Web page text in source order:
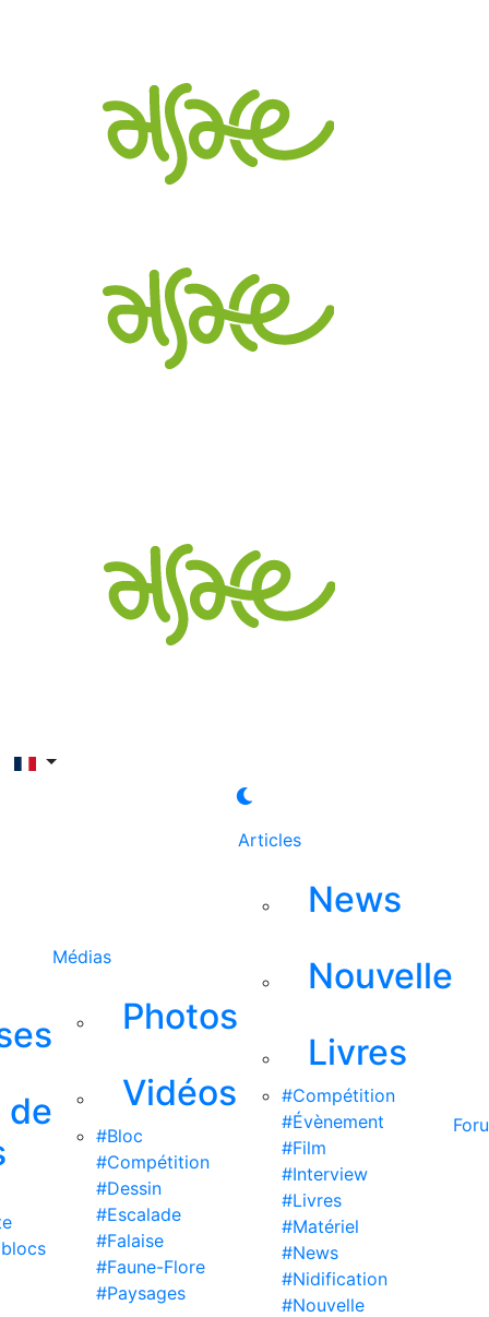
de
Médias
Photos
Vidéos
#Bloc
#Compétition
#Dessin
#Escalade
#Falaise
#Faune-Flore
#Paysages
Articles
News
Nouvelle
Livres
#Compétition
#Évènement
#Film
#Interview
#Livres
#Matériel
#News
#Nidification
#Nouvelle